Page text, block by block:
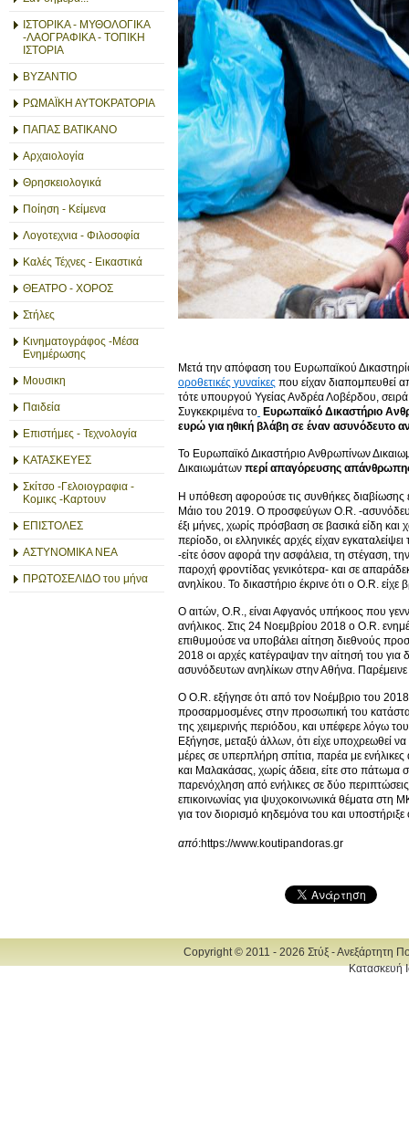
ΙΣΤΟΡΙΚΑ - ΜΥΘΟΛΟΓΙΚΑ
-ΛΑΟΓΡΑΦΙΚΑ - ΤΟΠΙΚΗ
ΙΣΤΟΡΙΑ
ΒΥΖΑΝΤΙΟ
ΡΩΜΑΪΚΗ ΑΥΤΟΚΡΑΤΟΡΙΑ
ΠΑΠΑΣ ΒΑΤΙΚΑΝΟ
Αρχαιολογία
Θρησκειολογικά
Ποίηση - Κείμενα
Λογοτεχνια - Φιλοσοφία
Καλές Τέχνες - Εικαστικά
ΘΕΑΤΡΟ - ΧΟΡΟΣ
Στήλες
Κινηματογράφος -Μέσα
Ενημέρωσης
Μουσικη
Παιδεία
Επιστήμες - Τεχνολογία
ΚΑΤΑΣΚΕΥΕΣ
Σκίτσο -Γελοιογραφια -
Κομικς -Καρτουν
ΕΠΙΣΤΟΛΕΣ
ΑΣΤΥΝΟΜΙΚΑ ΝΕΑ
ΠΡΩΤΟΣΕΛΙΔΟ του μήνα
Μετά την απόφαση του Ευρωπαϊκού
οροθετικές γυναίκες που είχαν διαπομπευθεί
τότε υπουργού Υγείας Ανδρέα Λοβέρδου,
Συγκεκριμένα το Ευρωπαϊκό Δικαστήριο
ευρώ για ηθική βλάβη σε έναν ασυνόδευτο
Το Ευρωπαϊκό Δικαστήριο Ανθρωπίνων
Δικαιωμάτων περί απαγόρευσης απάνθρωπης
Η υπόθεση αφορούσε τις συνθήκες
Μάιο του 2019. Ο προσφεύγων O.R. -
έξι μήνες, χωρίς πρόσβαση σε βασικά είδη και
περίοδο, οι ελληνικές αρχές είχαν
-είτε όσον αφορά την ασφάλεια, τη στέγαση,
παροχή φροντίδας γενικότερα- και σε
ανηλίκου. Το δικαστήριο έκρινε ότι ο O.R.
Ο αιτών, O.R., είναι Αφγανός υπήκοος που
ανήλικος. Στις 24 Νοεμβρίου 2018 ο O.R.
επιθυμούσε να υποβάλει αίτηση διεθνούς
2018 οι αρχές κατέγραψαν την αίτησή του
ασυνόδευτων ανηλίκων στην Αθήνα. Παρέμεινε
Ο O.R. εξήγησε ότι από τον Νοέμβριο του
προσαρμοσμένες στην προσωπική του
της χειμερινής περιόδου, και υπέφερε λόγω
Εξήγησε, μεταξύ άλλων, ότι είχε υποχρεωθεί
μέρες σε υπερπλήρη σπίτια, παρέα με ενήλικες
και Μαλακάσας, χωρίς άδεια, είτε στο πάτωμα
παρενόχληση από ενήλικες σε δύο
επικοινωνίας για ψυχοκοινωνικά θέματα στη
για τον διορισμό κηδεμόνα του και
από:https://www.koutipandoras.gr
Copyright © 2011 - 2026 Στύξ - Ανεξάρτητη
Κατασκευή